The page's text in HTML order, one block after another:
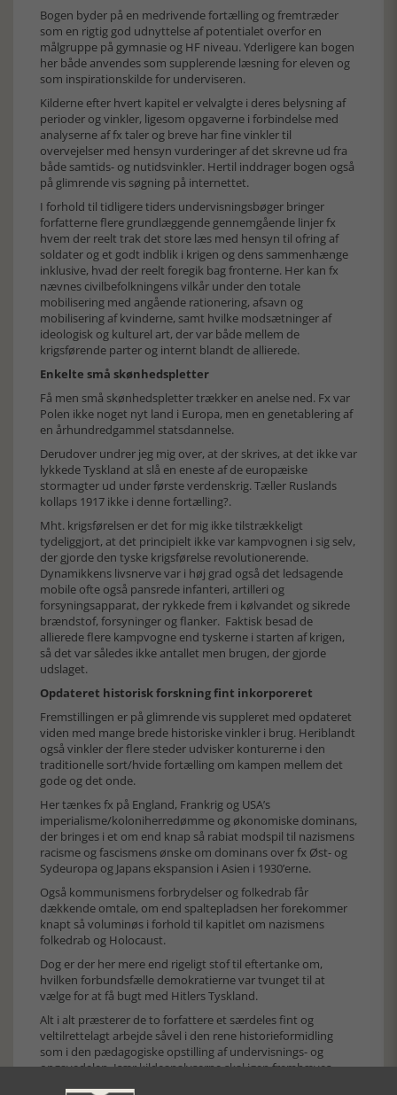
Bogen byder på en medrivende fortælling og fremtræder
som en rigtig god udnyttelse af potentialet overfor en
målgruppe på gymnasie og HF niveau. Yderligere kan bogen
her både anvendes som supplerende læsning for eleven og
som inspirationskilde for underviseren.
Kilderne efter hvert kapitel er velvalgte i deres belysning af
perioder og vinkler, ligesom opgaverne i forbindelse med
analyserne af fx taler og breve har fine vinkler til
overvejelser med hensyn vurderinger af det skrevne ud fra
både samtids- og nutidsvinkler. Hertil inddrager bogen også
på glimrende vis søgning på internettet.
I forhold til tidligere tiders undervisningsbøger bringer
forfatterne flere grundlæggende gennemgående linjer fx
hvem der reelt trak det store læs med hensyn til ofring af
soldater og et godt indblik i krigen og dens sammenhænge
inklusive, hvad der reelt foregik bag fronterne. Her kan fx
nævnes civilbefolkningens vilkår under den totale
mobilisering med angående rationering, afsavn og
mobilisering af kvinderne, samt hvilke modsætninger af
ideologisk og kulturel art, der var både mellem de
krigsførende parter og internt blandt de allierede.
Enkelte små skønhedspletter
Få men små skønhedspletter trækker en anelse ned. Fx var
Polen ikke noget nyt land i Europa, men en genetablering af
en århundredgammel statsdannelse.
Derudover undrer jeg mig over, at der skrives, at det ikke var
lykkede Tyskland at slå en eneste af de europæiske
stormagter ud under første verdenskrig. Tæller Ruslands
kollaps 1917 ikke i denne fortælling?.
Mht. krigsførelsen er det for mig ikke tilstrækkeligt
tydeliggjort, at det principielt ikke var kampvognen i sig selv,
der gjorde den tyske krigsførelse revolutionerende.
Dynamikkens livsnerve var i høj grad også det ledsagende
mobile ofte også pansrede infanteri, artilleri og
forsyningsapparat, der rykkede frem i kølvandet og sikrede
brændstof, forsyninger og flanker. Faktisk besad de
allierede flere kampvogne end tyskerne i starten af krigen,
så det var således ikke antallet men brugen, der gjorde
udslaget.
Opdateret historisk forskning fint inkorporeret
Fremstillingen er på glimrende vis suppleret med opdateret
viden med mange brede historiske vinkler i brug. Heriblandt
også vinkler der flere steder udvisker konturerne i den
traditionelle sort/hvide fortælling om kampen mellem det
gode og det onde.
Her tænkes fx på England, Frankrig og USA’s
imperialisme/koloniherredømme og økonomiske dominans,
der bringes i et om end knap så rabiat modspil til nazismens
racisme og fascismens ønske om dominans over fx Øst- og
Sydeuropa og Japans ekspansion i Asien i 1930’erne.
Også kommunismens forbrydelser og folkedrab får
dækkende omtale, om end spaltepladsen her forekommer
knapt så voluminøs i forhold til kapitlet om nazismens
folkedrab og Holocaust.
Dog er der her mere end rigeligt stof til eftertanke om,
hvilken forbundsfælle demokratierne var tvunget til at
vælge for at få bugt med Hitlers Tyskland.
Alt i alt præsterer de to forfattere et særdeles fint og
veltilrettelagt arbejde såvel i den rene historieformidling
som i den pædagogiske opstilling af undervisnings- og
opgavedelen. Især kildeanalyserne skal igen fremhæves